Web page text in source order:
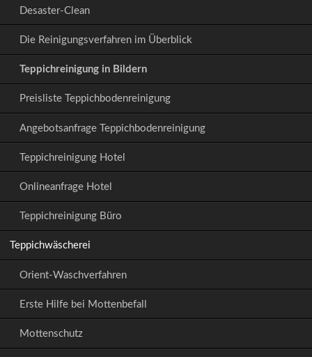
Desaster-Clean
Die Reinigungsverfahren im Überblick
Teppichreinigung in Bildern
Preisliste Teppichbodenreinigung
Angebotsanfrage Teppichbodenreinigung
Teppichreinigung Hotel
Onlineanfrage Hotel
Teppichreinigung Büro
Teppichwäscherei
Orient-Waschverfahren
Erste Hilfe bei Mottenbefall
Mottenschutz